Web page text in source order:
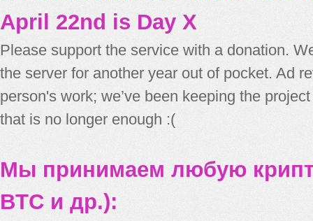
April 22nd is Day X
Please support the service with a donation.
the server for another year out of pocket. Ad
person's work; we’ve been keeping the
that is no longer enough :(
Мы принимаем любую
BTC и др.):